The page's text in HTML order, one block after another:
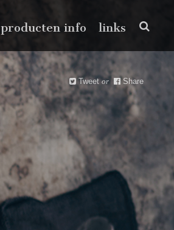
producten info links
Tweet or Share